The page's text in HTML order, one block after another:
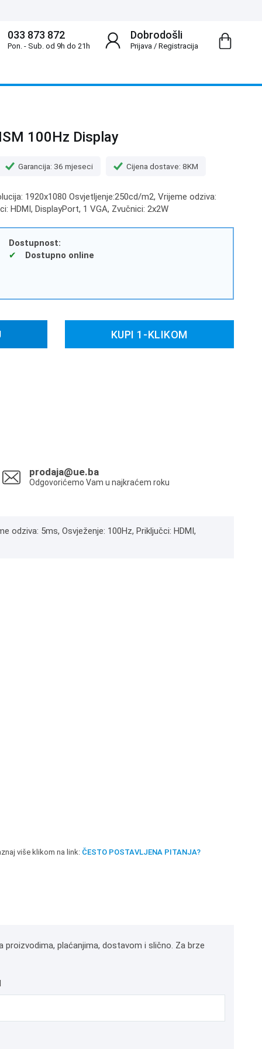
Dobrodošli
Prijava/ Registracija
033 873 872
Pon. - Sub. od 9h do 21h
100Hz Display
Garancija: 36 mjeseci Cijena dostave: 8KM
1920x1080 Osvjetljenje:250cd/m2, Vrijeme odziva:
HDMI, DisplayPort, 1 VGA, Zvučnici: 2x2W
Dostupnost:
Dostupno online
KUPI 1-KLIKOM
prodaja@ue.ba
Odgovorićemo Vam u najkraćem roku
odziva: 5ms, Osvježenje: 100Hz, Priključci: HDMI,
više klikom na link: ČESTO POSTAVLJENA PITANJA?
plaćanjima, dostavom i slično. Za brze